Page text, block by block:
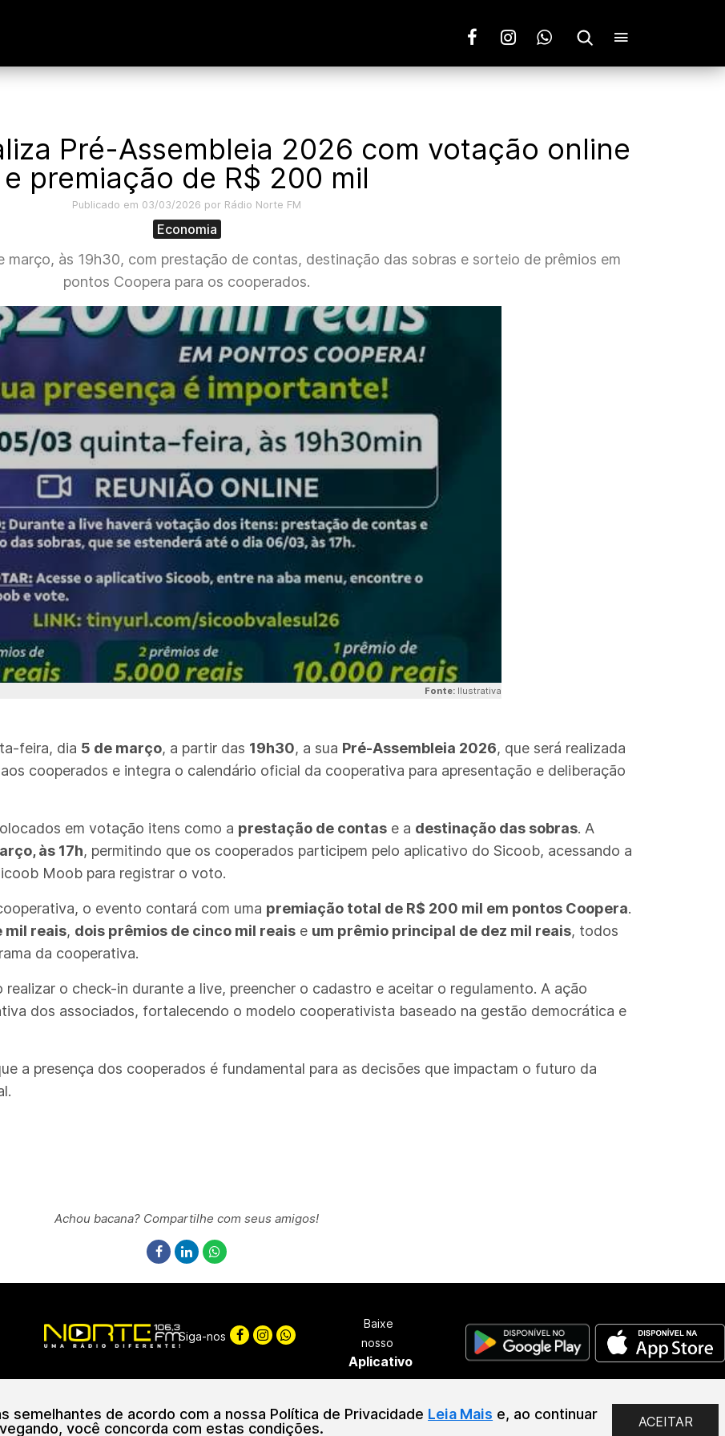
Pré-Assembleia 2026 com votação online
e premiação de R$ 200 mil
Publicado em 03/03/2026 por Rádio Norte FM
Economia
às 19h30, com prestação de contas, destinação das sobras e sorteio de prêmios em
pontos Coopera para os cooperados.
Fonte: Ilustrativa
feira, dia 5 de março, a partir das 19h30, a sua Pré-Assembleia 2026, que será realizada
cooperados e integra o calendário oficial da cooperativa para apresentação e deliberação
em votação itens como a prestação de contas e a destinação das sobras. A
às 17h, permitindo que os cooperados participem pelo aplicativo do Sicoob, acessando a
Moob para registrar o voto.
o evento contará com uma premiação total de R$ 200 mil em pontos Coopera.
mil reais, dois prêmios de cinco mil reais e um prêmio principal de dez mil reais, todos
da cooperativa.
o check-in durante a live, preencher o cadastro e aceitar o regulamento. A ação
dos associados, fortalecendo o modelo cooperativista baseado na gestão democrática e
a presença dos cooperados é fundamental para as decisões que impactam o futuro da
Achou bacana? Compartilhe com seus amigos!
semelhantes de acordo com a nossa Política de Privacidade Leia Mais e, ao continuar
você concorda com estas condições.
ACEITAR
Siga-nos
Baixe
nosso
Aplicativo
de Radiofusão Marrecas | CNPJ: 46.294.601/0001-55 © Copyright 2026